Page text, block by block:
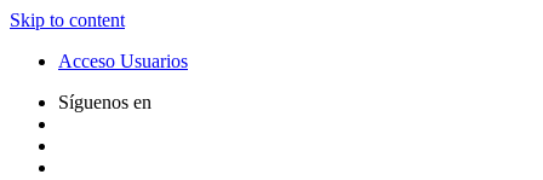
Skip to content
Acceso Usuarios
Síguenos en